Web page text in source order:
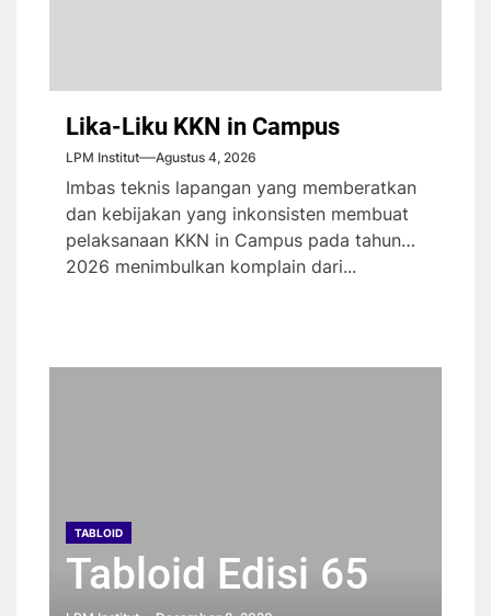
Lika-Liku KKN in Campus
LPM Institut Agustus 4, 2026
Imbas teknis lapangan yang memberatkan
dan kebijakan yang inkonsisten membuat
pelaksanaan KKN in Campus pada tahun
2026 menimbulkan komplain dari...
TABLOID
Tabloid Edisi 65
TABLOID
Tabloid Edisi 64
TABLOID
Tabloid Edisi 63
TABLOID
Tabloid Edisi 62
TABLOID